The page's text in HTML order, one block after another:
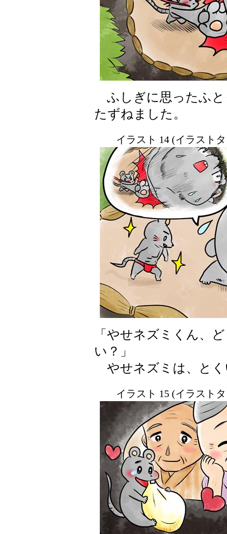
ふしぎに思ったふと
たずねました。
イラスト 14 (イラスト
「やせネズミくん、
い？」
やせネズミは、とく
イラスト 15 (イラスト